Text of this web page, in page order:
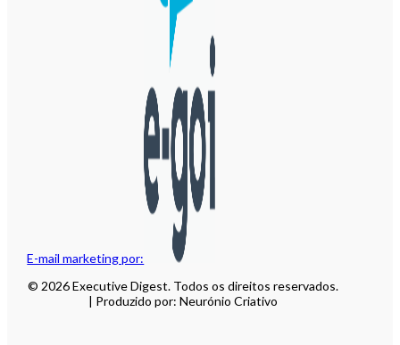
E-mail marketing por:
© 2026 Executive Digest. Todos os direitos reservados.
| Produzido por: Neurónio Criativo